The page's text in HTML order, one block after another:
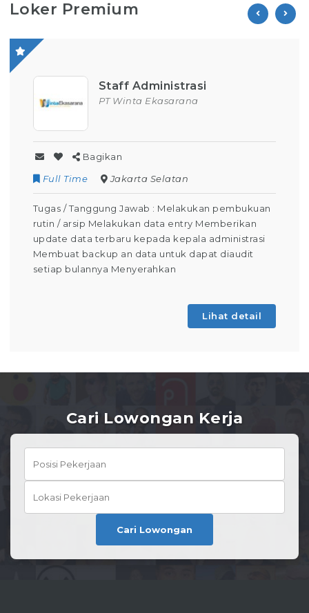
Loker Premium
Staff Administrasi
PT Winta Ekasarana
Bagikan
Full Time
Jakarta Selatan
Tugas / Tanggung Jawab : Melakukan pembukuan
rutin / arsip Melakukan data entry Memberikan
update data terbaru kepada kepala administrasi
Membuat backup an data untuk dapat diaudit
setiap bulannya Menyerahkan
Lihat detail
Cari Lowongan Kerja
Cari Lowongan